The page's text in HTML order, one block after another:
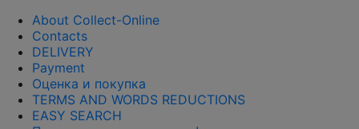
About Collect-Online
Contacts
DELIVERY
Payment
Оценка и покупка
TERMS AND WORDS REDUCTIONS
EASY SEARCH